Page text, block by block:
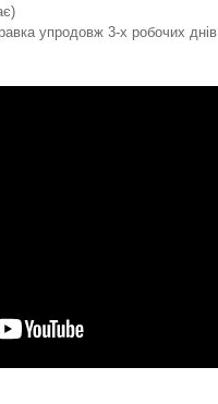
упродовж 3-х робочих днів